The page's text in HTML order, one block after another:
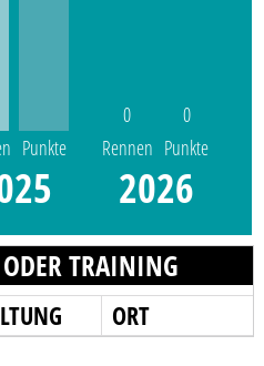
Punkte
0
Rennen
0
Punkte
2026
TRAINING
ORT